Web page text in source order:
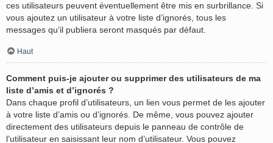
ces utilisateurs peuvent éventuellement être mis en surbrillance. Si
vous ajoutez un utilisateur à votre liste d’ignorés, tous les
messages qu’il publiera seront masqués par défaut.
Haut
Comment puis-je ajouter ou supprimer des utilisateurs de ma
liste d’amis et d’ignorés ?
Dans chaque profil d’utilisateurs, un lien vous permet de les ajouter
à votre liste d’amis ou d’ignorés. De même, vous pouvez ajouter
directement des utilisateurs depuis le panneau de contrôle de
l’utilisateur en saisissant leur nom d’utilisateur. Vous pouvez